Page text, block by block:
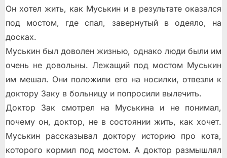
Он хотел жить, как Муськин и в результате оказался
под мостом, где спал, завeрнутый в одеяло, на
досках.
Муськин был доволен жизнью, однако люди были им
очень не довольны. Лежащий под мостом Муськин
им мешал. Они положили его на носилки, отвезли к
доктору Заку в больницу и попросили вылечить.
Доктор Зак смотрел на Муськина и не понимал,
почему он, доктор, не в состоянии жить, как хочет.
Муськин рассказывал доктору историю про кота,
которого кормил под мостом. А доктор размышлял